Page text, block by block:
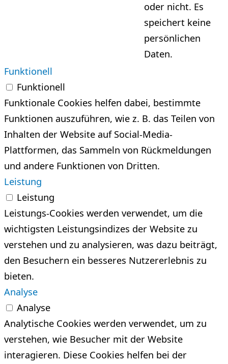
oder nicht. Es
speichert keine
persönlichen
Daten.
Funktionell
Funktionell
Funktionale Cookies helfen dabei, bestimmte
Funktionen auszuführen, wie z. B. das Teilen von
Inhalten der Website auf Social-Media-
Plattformen, das Sammeln von Rückmeldungen
und andere Funktionen von Dritten.
Leistung
Leistung
Leistungs-Cookies werden verwendet, um die
wichtigsten Leistungsindizes der Website zu
verstehen und zu analysieren, was dazu beiträgt,
den Besuchern ein besseres Nutzererlebnis zu
bieten.
Analyse
Analyse
Analytische Cookies werden verwendet, um zu
verstehen, wie Besucher mit der Website
interagieren. Diese Cookies helfen bei der